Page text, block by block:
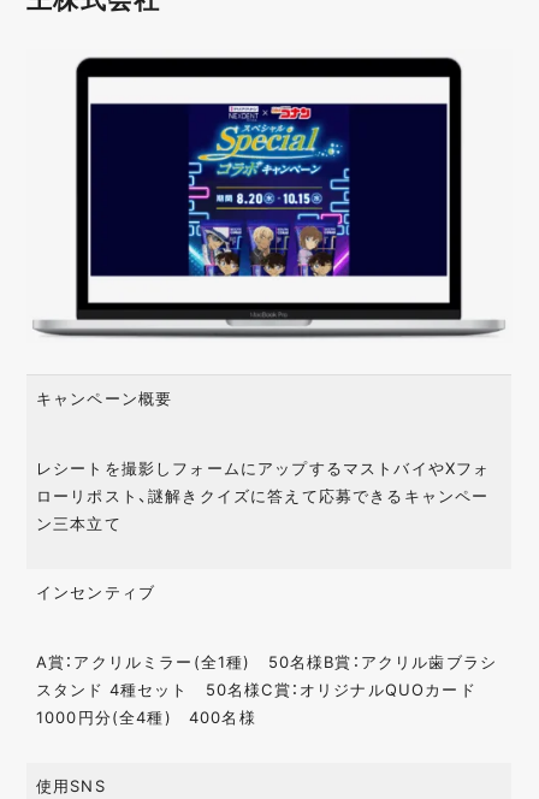
キャンペーン概要
レシートを撮影しフォームにアップするマストバイやXフォ
ローリポスト、謎解きクイズに答えて応募できるキャンペー
ン三本立て
インセンティブ
A賞：アクリルミラー(全1種) 50名様B賞：アクリル歯ブラシ
スタンド 4種セット 50名様C賞：オリジナルQUOカード
1000円分(全4種) 400名様
使用SNS